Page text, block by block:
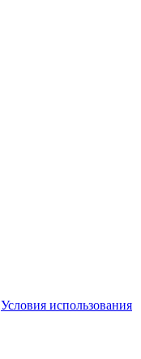
Условия использования